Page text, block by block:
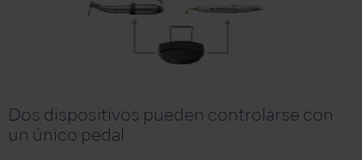
Dos dispositivos pueden controlarse con
un único pedal